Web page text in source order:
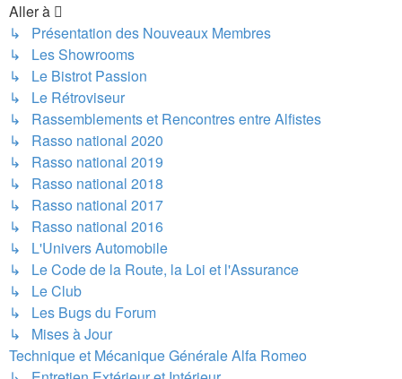
Aller à
↳ Présentation des Nouveaux Membres
↳ Les Showrooms
↳ Le Bistrot Passion
↳ Le Rétroviseur
↳ Rassemblements et Rencontres entre Alfistes
↳ Rasso national 2020
↳ Rasso national 2019
↳ Rasso national 2018
↳ Rasso national 2017
↳ Rasso national 2016
↳ L'Univers Automobile
↳ Le Code de la Route, la Loi et l'Assurance
↳ Le Club
↳ Les Bugs du Forum
↳ Mises à Jour
Technique et Mécanique Générale Alfa Romeo